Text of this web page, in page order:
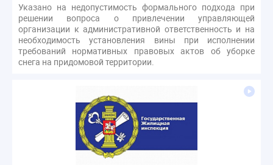
Указано на недопустимость формального подхода при
решении вопроса о привлечении управляющей
организации к административной ответственность и на
необходимость установления вины при исполнении
требований нормативных правовых актов об уборке
снега на придомовой территории.